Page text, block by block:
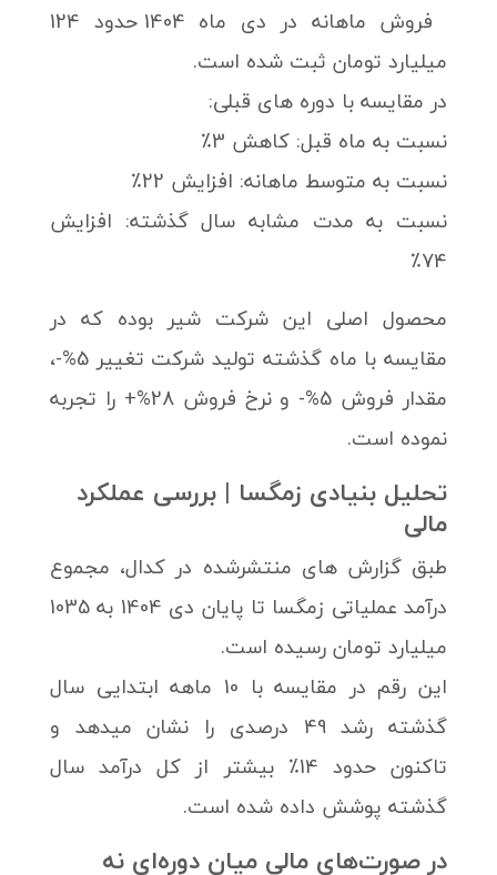
فروش ماهانه در دی ماه 1404 حدود 124
میلیارد تومان ثبت شده است.
در مقایسه با دوره های قبلی:
نسبت به ماه قبل: کاهش 3٪
نسبت به متوسط ماهانه: افزایش 22٪
نسبت به مدت مشابه سال گذشته: افزایش
74٪
محصول اصلی این شرکت شیر بوده که در
مقایسه با ماه گذشته تولید شرکت تغییر 5%-،
مقدار فروش 5%- و نرخ فروش 28%+ را تجربه
نموده است.
تحلیل بنیادی زمگسا | بررسی عملکرد
مالی
طبق گزارش های منتشرشده در کدال، مجموع
درآمد عملیاتی زمگسا تا پایان دی 1404 به 1035
میلیارد تومان رسیده است.
این رقم در مقایسه با 10 ماهه ابتدایی سال
گذشته رشد 49 درصدی را نشان میدهد و
تاکنون حدود 14٪ بیشتر از کل درآمد سال
گذشته پوشش داده شده است.
در صورت‌های مالی میان دوره‌ای نه